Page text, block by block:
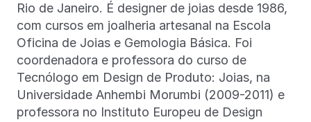
Rio de Janeiro. É designer de joias desde 1986,
com cursos em joalheria artesanal na Escola
Oficina de Joias e Gemologia Básica. Foi
coordenadora e professora do curso de
Tecnólogo em Design de Produto: Joias, na
Universidade Anhembi Morumbi (2009-2011) e
professora no Instituto Europeu de Design